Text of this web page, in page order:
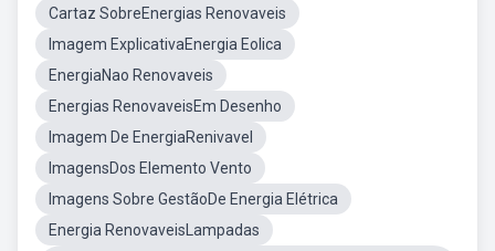
Cartaz SobreEnergias Renovaveis
Imagem ExplicativaEnergia Eolica
EnergiaNao Renovaveis
Energias RenovaveisEm Desenho
Imagem De EnergiaRenivavel
ImagensDos Elemento Vento
Imagens Sobre GestãoDe Energia Elétrica
Energia RenovaveisLampadas